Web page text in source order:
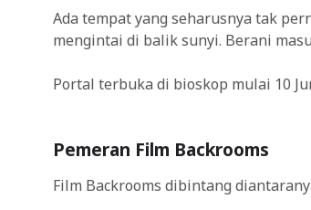
Ada tempat yang seharusnya tak
mengintai di balik sunyi. Berani
Portal terbuka di bioskop mulai 10
Pemeran Film Backrooms
Film Backrooms dibintang